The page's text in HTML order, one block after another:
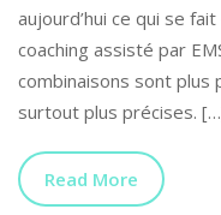
aujourd’hui ce qui se
coaching assisté par
combinaisons sont
surtout plus précises.
Read More